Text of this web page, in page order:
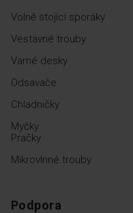
Volně stojící sporáky
Vestavné trouby
Varné desky
Odsavače
Chladničky
Myčky
Pračky
Mikrovlnné trouby
Podpora